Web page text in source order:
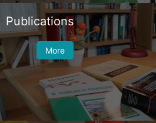
Publications
More